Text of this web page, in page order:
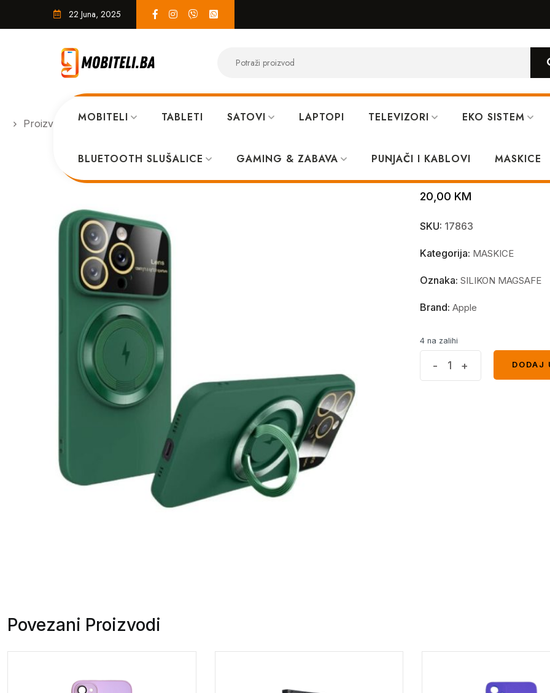
22 Juna, 2025
MOBITELI TABLETI SATOVI LAPTOPI TELEVIZORI EKO SISTEM
BLUETOOTH SLUŠALICE GAMING & ZABAVA PUNJAČI I KABLOVI MASKICE
Proizvodi MASKICE MagSafe Full maskica iPhone 13 Pro Green
MagSafe Full
20,00 KM
SKU: 17863
Kategorija: MASKICE
Oznaka: SILIKON MAGSAFE
Brand: Apple
4 na zalihi
- +
DODAJ
Povezani Proizvodi